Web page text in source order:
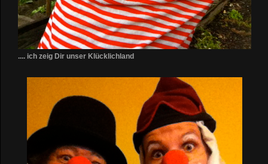
.... ich zeig Dir unser Klücklichland